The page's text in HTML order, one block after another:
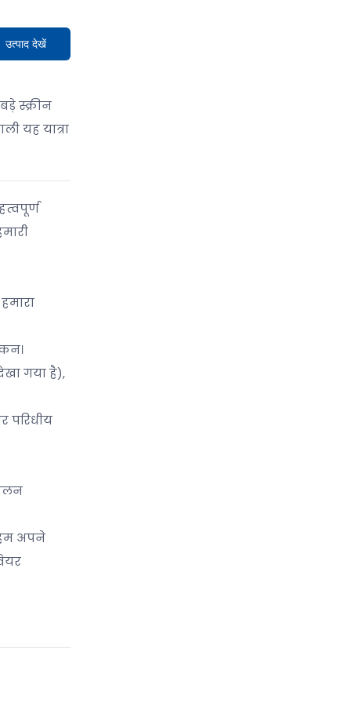
उत्पाद देखें
स्क्रीन
यह यात्रा
गया है),
परिधीय
हम अपने